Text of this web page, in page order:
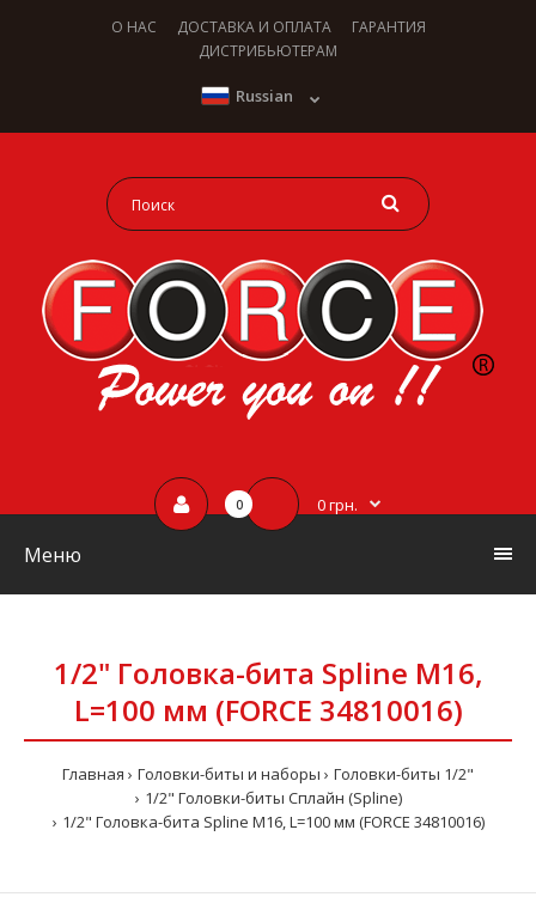
О НАС ДОСТАВКА И ОПЛАТА
ГАРАНТИЯ
ДИСТРИБЬЮТЕРАМ
Russian
0 0 грн.
Меню
1/2" Головка-бита Spline М16,
L=100 мм (FORCE 34810016)
Главная Головки-биты и наборы
Головки-биты 1/2"
1/2" Головки-биты Сплайн (Spline)
1/2" Головка-бита Spline М16, L=100 мм (FORCE 34810016)